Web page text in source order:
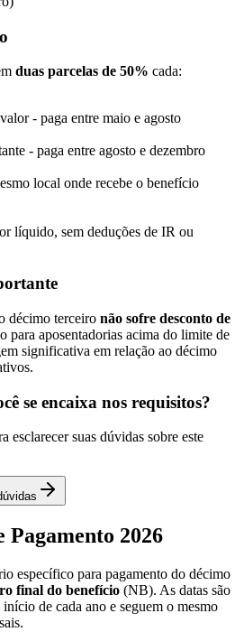
duas parcelas de 50% cada:
- paga entre maio e agosto
- paga entre agosto e dezembro
local onde recebe o benefício
líquido, sem deduções de IR ou
décimo terceiro não sofre desconto de
para aposentadorias acima do limite de
significativa em relação ao décimo
se encaixa nos requisitos?
esclarecer suas dúvidas sobre este
Pagamento 2026
específico para pagamento do décimo
final do benefício (NB). As datas são
de cada ano e seguem o mesmo